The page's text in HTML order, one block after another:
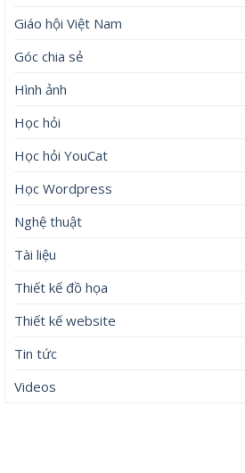
Giáo hội Việt Nam
Góc chia sẻ
Hình ảnh
Học hỏi
Học hỏi YouCat
Học Wordpress
Nghệ thuật
Tài liệu
Thiết kế đồ họa
Thiết kế website
Tin tức
Videos